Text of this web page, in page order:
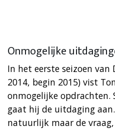
Onmogelijke
In het eerste seizoen
2014, begin 2015) vist
onmogelijke opdrachten.
gaat hij de uitdaging
natuurlijk maar de